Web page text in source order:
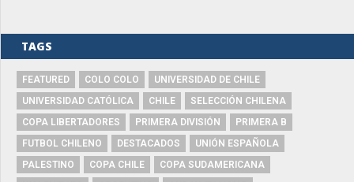
TAGS
FEATURED COLO COLO
UNIVERSIDAD DE CHILE
UNIVERSIDAD CATÓLICA
CHILE
SELECCIÓN CHILENA
COPA LIBERTADORES
PRIMERA DIVISIÓN
PRIMERA B
FUTBOL CHILENO
DESTACADOS
UNIÓN ESPAÑOLA
PALESTINO
COPA CHILE
COPA SUDAMERICANA